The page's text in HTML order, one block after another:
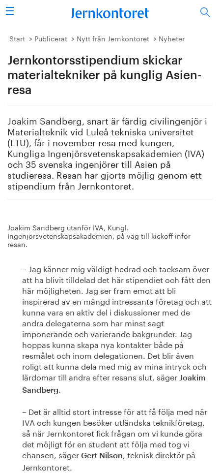
Sök
Stålindustrin
Vision 2050
Forskning/utbildning
Vi tycker
Publicerat
Bildbank
Start Publicerat Nytt från Jernkontoret Nyheter
Jernkontorsstipendium skickar
materialtekniker på kunglig Asien-
resa
Joakim Sandberg, snart är färdig civilingenjör i
Materialteknik vid Luleå tekniska universitet
(LTU), får i november resa med kungen,
Kungliga Ingenjörsvetenskapsakademien (IVA)
och 35 svenska ingenjörer till Asien på
studieresa. Resan har gjorts möjlig genom ett
stipendium från Jernkontoret.
Joakim Sandberg utanför IVA, Kungl.
Ingenjörsvetenskapsakademien, på väg till kickoff inför
resan.
– Jag känner mig väldigt hedrad och tacksam över
att ha blivit tilldelad det här stipendiet och fått den
här möjligheten. Jag ser fram emot att bli
inspirerad av en mängd intressanta företag och att
kunna vara en aktiv del i diskussioner med de
andra delegaterna som har minst sagt
imponerande och varierande bakgrunder. Jag
hoppas kunna skapa nya kontakter både på
resmålet och inom delegationen. Det blir även
roligt att kunna dela med mig av mina intryck och
lärdomar till andra efter resans slut, säger Joakim
Sandberg.
– Det är alltid stort intresse för att få följa med när
IVA och kungen besöker utländska teknikföretag,
så när Jernkontoret fick frågan om vi kunde göra
det möjligt för en student att följa med tog vi
chansen, säger Gert Nilson, teknisk direktör på
Jernkontoret.